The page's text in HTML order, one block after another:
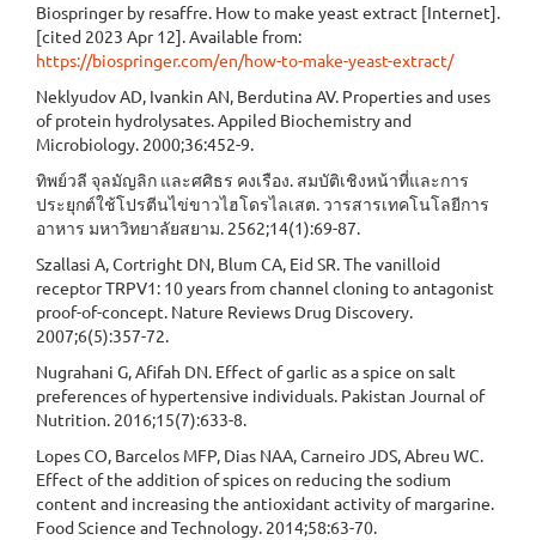
Biospringer by resaffre. How to make yeast extract [Internet].
[cited 2023 Apr 12]. Available from:
https://biospringer.com/en/how-to-make-yeast-extract/
Neklyudov AD, Ivankin AN, Berdutina AV. Properties and uses
of protein hydrolysates. Appiled Biochemistry and
Microbiology. 2000;36:452-9.
ทิพย์วลี จุลมัญลิก และศศิธร คงเรือง. สมบัติเชิงหน้าที่และการ
ประยุกต์ใช้โปรตีนไข่ขาวไฮโดรไลเสต. วารสารเทคโนโลยีการ
อาหาร มหาวิทยาลัยสยาม. 2562;14(1):69-87.
Szallasi A, Cortright DN, Blum CA, Eid SR. The vanilloid
receptor TRPV1: 10 years from channel cloning to antagonist
proof-of-concept. Nature Reviews Drug Discovery.
2007;6(5):357-72.
Nugrahani G, Afifah DN. Effect of garlic as a spice on salt
preferences of hypertensive individuals. Pakistan Journal of
Nutrition. 2016;15(7):633-8.
Lopes CO, Barcelos MFP, Dias NAA, Carneiro JDS, Abreu WC.
Effect of the addition of spices on reducing the sodium
content and increasing the antioxidant activity of margarine.
Food Science and Technology. 2014;58:63-70.